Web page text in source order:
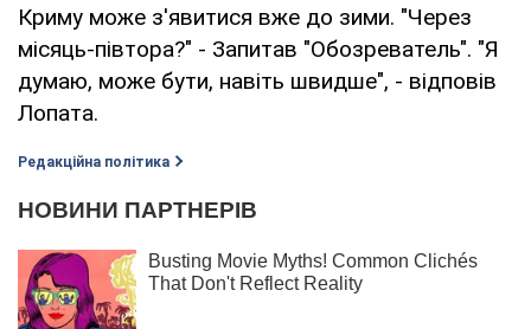
Криму може з'явитися вже до зими. "Через
місяць-півтора?" - Запитав "Обозреватель". "Я
думаю, може бути, навіть швидше", - відповів
Лопата.
Редакційна політика